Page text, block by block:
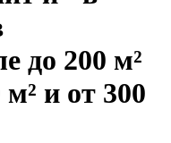
до 200 м²
и от 300